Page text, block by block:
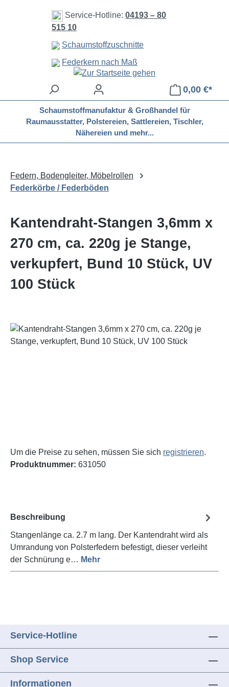
Zum Hauptinhalt springen
Service-Hotline:04193 – 80
515 10
Schaumstoffzuschnitte
Federkern nach Maß
0,00 €*
Schaumstoffmanufaktur & Großhandel für
Raumausstatter, Polstereien, Sattlereien, Tischler,
Nähereien und mehr...
Federn, Bodengleiter, Möbelrollen
Federkörbe / Federböden
Kantendraht-Stangen 3,6mm x
270 cm, ca. 220g je Stange,
verkupfert, Bund 10 Stück, UV
100 Stück
Bildergalerie überspringen
Um die Preise zu sehen, müssen Sie sich registrieren.
Produktnummer: 631050
Beschreibung
Stangenlänge ca. 2.7 m lang. Der Kantendraht wird als
Umrandung von Polsterfedern befestigt, dieser verleiht
der Schnürung e… Mehr
Service-Hotline
Shop Service
Informationen